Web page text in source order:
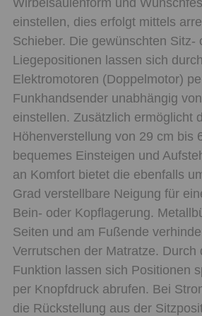
einstellen, dies erfolgt mittels
Schieber. Die gewünschten Sitz-
Liegepositionen lassen sich
Elektromotoren (Doppelmotor)
Funkhandsender unabhängig
einstellen. Zusätzlich ermöglicht
Höhenverstellung von 29 cm bis
bequemes Einsteigen und
an Komfort bietet die ebenfalls
Grad verstellbare Neigung für
Bein- oder Kopflagerung.
Seiten und am Fußende
Verrutschen der Matratze. Durch
Funktion lassen sich Positionen
per Knopfdruck abrufen. Bei
die Rückstellung aus der